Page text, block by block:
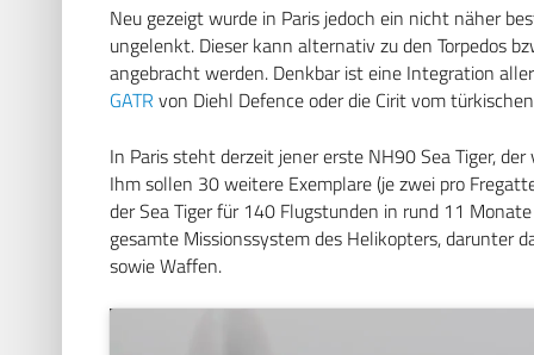
Neu gezeigt wurde in Paris jedoch ein nicht näher
ungelenkt. Dieser kann alternativ zu den Torpedos
angebracht werden. Denkbar ist eine Integration
GATR von Diehl Defence oder die Cirit vom
In Paris steht derzeit jener erste NH90 Sea Tiger,
Ihm sollen 30 weitere Exemplare (je zwei pro
der Sea Tiger für 140 Flugstunden in rund 11
gesamte Missionssystem des Helikopters, darunter
sowie Waffen.